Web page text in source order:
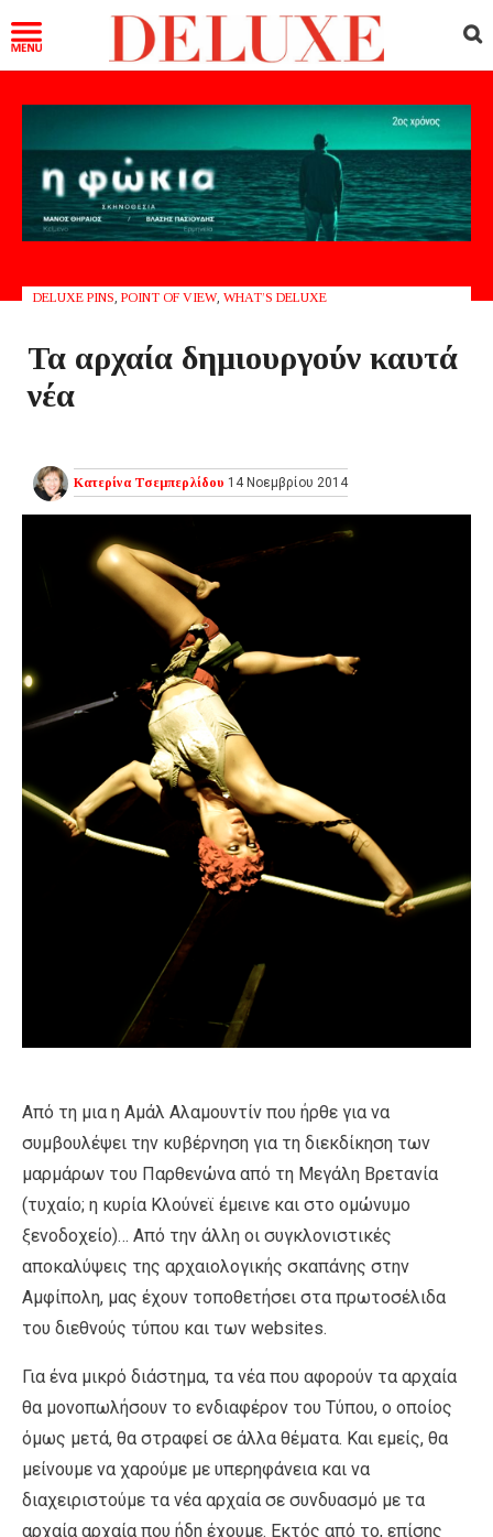
DELUXE PINS POINT OF VIEW, WHAT’S DELUXE
Τα αρχαία δημιουργούν καυτά
νέα
Κατερίνα Τσεμπερλίδου 14 Νοεμβρίου 2014
Από τη μια η Αμάλ Αλαμουντίν που ήρθε για να
συμβουλέψει την κυβέρνηση για τη διεκδίκηση των
μαρμάρων του Παρθενώνα από τη Μεγάλη Βρετανία
(τυχαίο; η κυρία Κλούνεϊ έμεινε και στο ομώνυμο
ξενοδοχείο)… Από την άλλη οι συγκλονιστικές
αποκαλύψεις της αρχαιολογικής σκαπάνης στην
Αμφίπολη, μας έχουν τοποθετήσει στα πρωτοσέλιδα
του διεθνούς τύπου και των websites.
Για ένα μικρό διάστημα, τα νέα που αφορούν τα αρχαία
θα μονοπωλήσουν το ενδιαφέρον του Τύπου, ο οποίος
όμως μετά, θα στραφεί σε άλλα θέματα. Και εμείς, θα
μείνουμε να χαρούμε με υπερηφάνεια και να
διαχειριστούμε τα νέα αρχαία σε συνδυασμό με τα
αρχαία αρχαία που ήδη έχουμε. Εκτός από το, επίσης